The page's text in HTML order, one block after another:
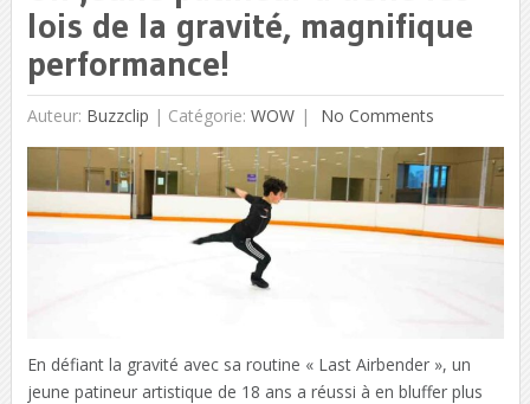
lois de la gravité, magnifique
performance!
Auteur: Buzzclip | Catégorie: WOW No Comments
En défiant la gravité avec sa routine « Last Airbender », un
jeune patineur artistique de 18 ans a réussi à en bluffer plus